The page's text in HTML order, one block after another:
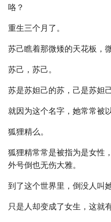
咯？
重生三个月了。
苏己瞧着那微矮的天花板，
苏己，苏己。
苏是苏妲己的苏，己是苏妲
就因为这个名字，她常常被
狐狸精么。
狐狸精常常是被指为是女性
外号倒也无伤大雅。
到了这个世界里，倒没人叫
只是人却变成了女生，这就